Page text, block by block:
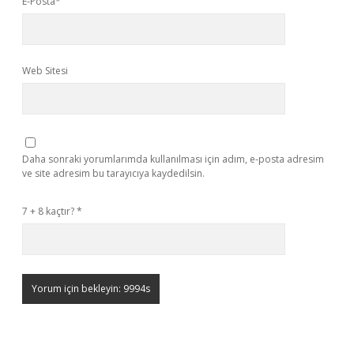
Web Sitesi
Daha sonraki yorumlarımda kullanılması için adım, e-posta adresim
ve site adresim bu tarayıcıya kaydedilsin.
7 + 8 kaçtır?*